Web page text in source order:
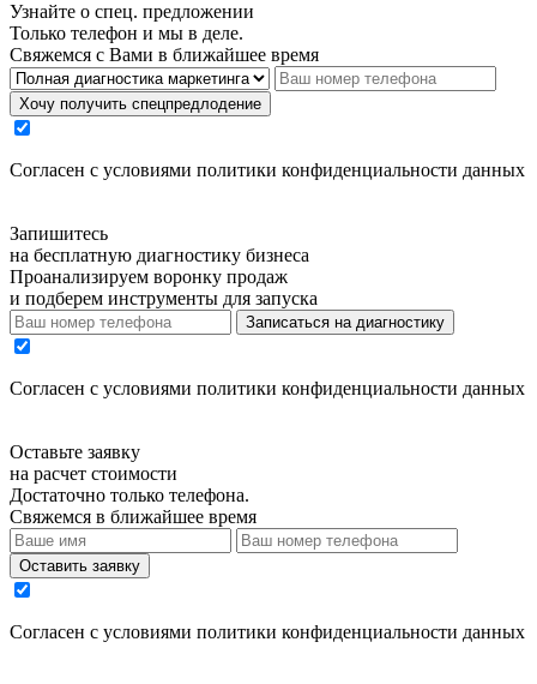
Узнайте о спец. предложении
Только телефон и мы в деле.
Свяжемся с Вами в ближайшее время
Хочу получить спецпредлодение
Cогласен с условиями политики конфиденциальности данных
Запишитесь
на бесплатную диагностику бизнеса
Проанализируем воронку продаж
и подберем инструменты для запуска
Записаться на диагностику
Cогласен с условиями политики конфиденциальности данных
Оставьте заявку
на расчет стоимости
Достаточно только телефона.
Свяжемся в ближайшее время
Оставить заявку
Cогласен с условиями политики конфиденциальности данных